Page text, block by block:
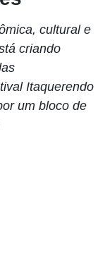
cultural e
criando
Itaquerendo
um bloco de